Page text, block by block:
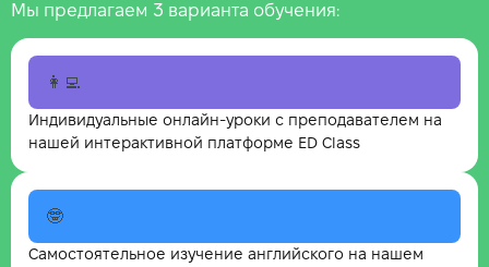
Мы предлагаем 3 варианта обучения:
👩‍💻
Индивидуальные онлайн-уроки с преподавателем на
нашей интерактивной платформе ED Class
🤓
Самостоятельное изучение английского на нашем